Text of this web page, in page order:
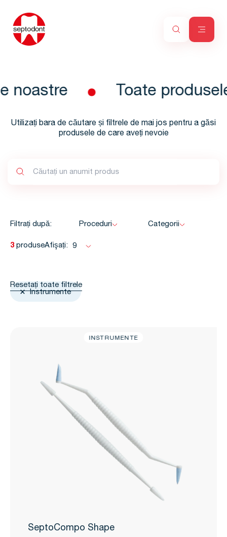
noastre Toate
Utilizați bara de căutare și filtrele de mai jos pentru a găsi
produsele de care aveți nevoie
Filtrați după: Proceduri Categorii
3 produseAfişați: 9
Resetați toate filtrele
Instrumente
INSTRUMENTE
SeptoCompo Shape